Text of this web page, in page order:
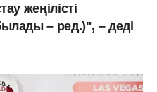
жеңілісті
– ред.)", – деді